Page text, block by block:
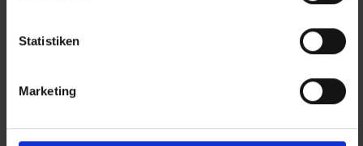
Statistiken
Marketing